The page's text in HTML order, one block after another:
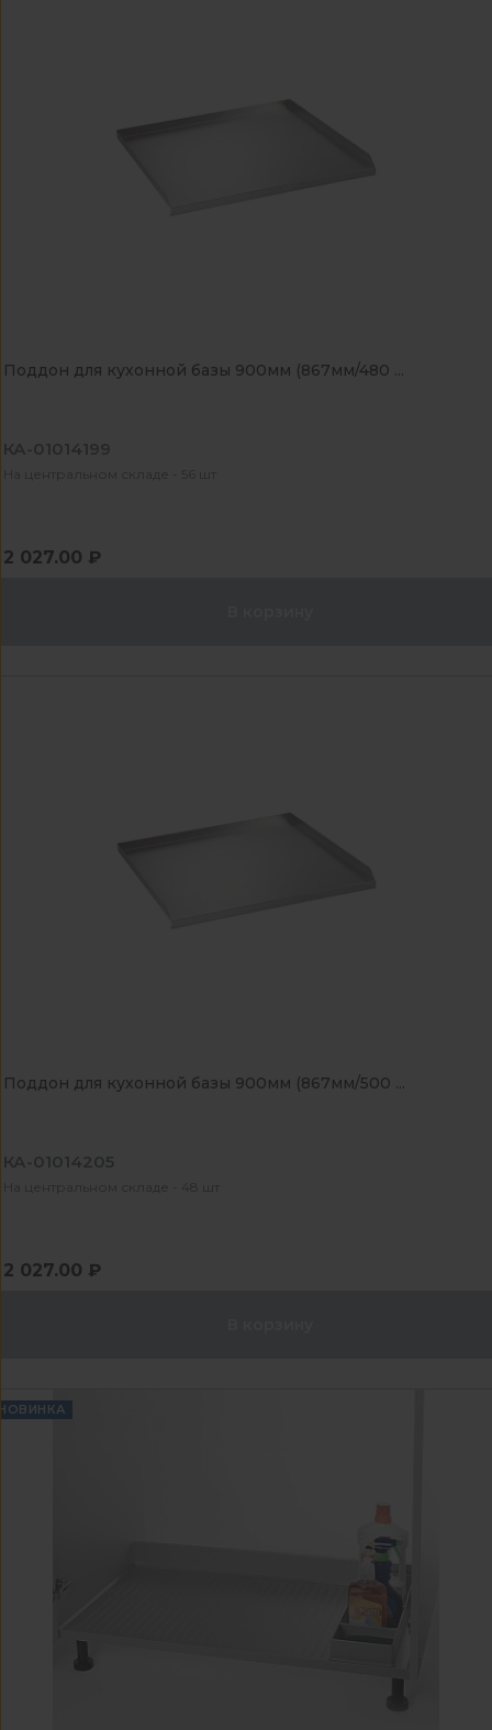
Поддон для кухонной базы 900мм (867мм/480 ...
КА-01014199
На центральном складе - 56 шт
2 027.00 ₽
Поддон для кухонной базы 900мм (867мм/500 ...
КА-01014205
На центральном складе - 48 шт
2 027.00 ₽